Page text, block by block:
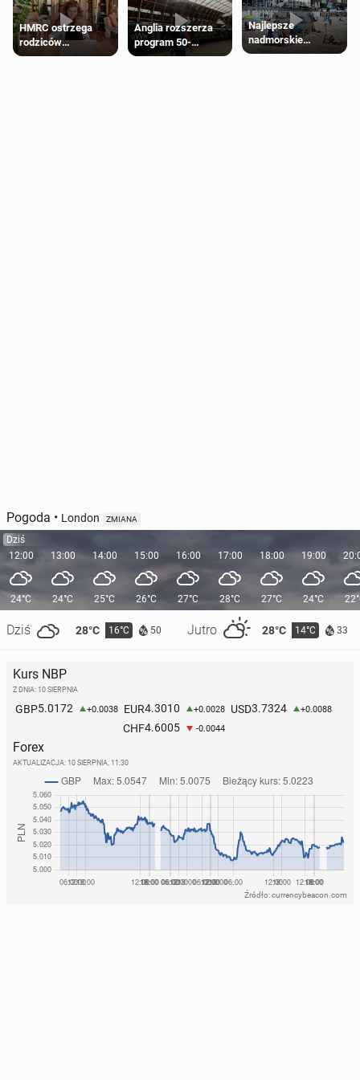
HMRC ostrzega
rodziców
pobierających Child
Anglia rozszerza
program 50-
procentowych
Najlepsze
nadmorskie
miasteczko blisko
Pogoda • London ZMIANA
Dziś
12:00
24°C
Dziś 28°C 16°C 50 Jutro 28°C 14°C 33
13:00
24°C
14:00
25°C
15:00
26°C
16:00
27°C
17:00
28°C
18:00
27°C
19:00
24°C
Kurs NBP
Z DNIA: 10 SIERPNIA
GBP5.0172 +0.0038 EUR4.3010 +0.0028 USD3.7324 +0.0088
CHF4.6005 -0.0044
Forex
AKTUALIZACJA: 10 SIERPNIA, 11:30
Źródło: currencybeacon.com